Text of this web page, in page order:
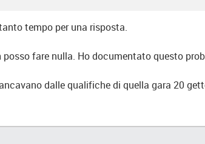
tempo per una risposta.
fare nulla. Ho documentato questo
dalle qualifiche di quella gara 20